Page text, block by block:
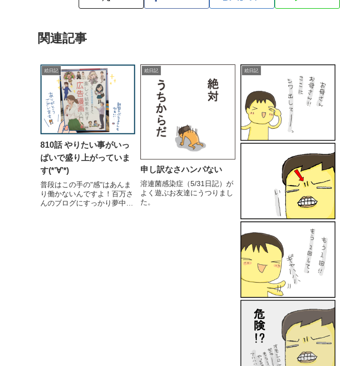
関連記事
絵日記
810話 やりたい事がいっ
ぱいで盛り上がっていま
す(*’∀’*)
普段はこの手の"感"はあんま
り働かないんですよ！百万さ
んのブログにすっかり夢中に
絵日記
申し訳なさハンパない
溶連菌感染症（5/31日記）が
よく遊ぶお友達にうつりまし
た。
絵日記